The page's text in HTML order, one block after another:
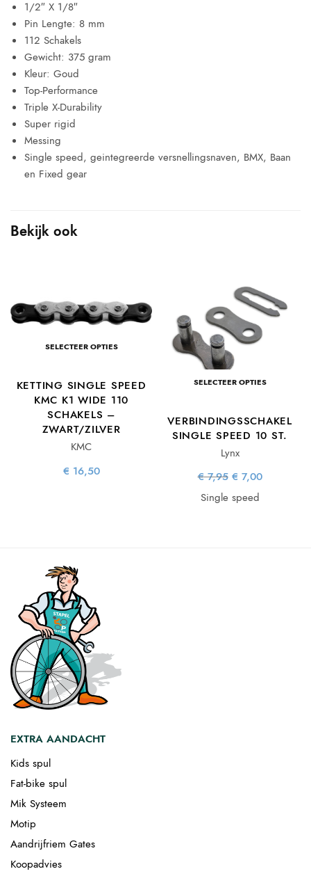
1/2″ X 1/8″
Pin Lengte: 8 mm
112 Schakels
Gewicht: 375 gram
Kleur: Goud
Top-Performance
Triple X-Durability
Super rigid
Messing
Single speed, geintegreerde versnellingsnaven, BMX, Baan
en Fixed gear
Bekijk ook
SELECTEER OPTIES
KETTING SINGLE SPEED
KMC K1 WIDE 110
SCHAKELS –
ZWART/ZILVER
KMC
€ 16,50
SELECTEER OPTIES
VERBINDINGSSCHAKEL
SINGLE SPEED 10 ST.
Lynx
€7,95 Oorspronkelijke
prijs was:
€ 7,95.
€ 7,00Huidige
Single speed
EXTRA AANDACHT
Kids spul
Fat-bike spul
Mik Systeem
Motip
Aandrijfriem Gates
Koopadvies